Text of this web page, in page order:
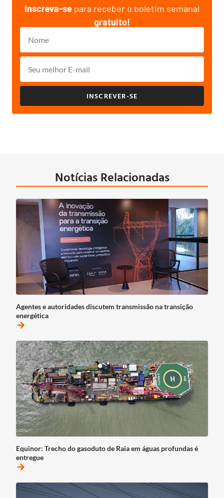
Inscreva-se para receber o boletim semanal
gratuito!
INSCREVER-SE
Notícias Relacionadas
Agentes e autoridades discutem transmissão na transição
energética
arrow_forward
Equinor: Trecho do gasoduto de Raia em águas profundas é
entregue
arrow_forward